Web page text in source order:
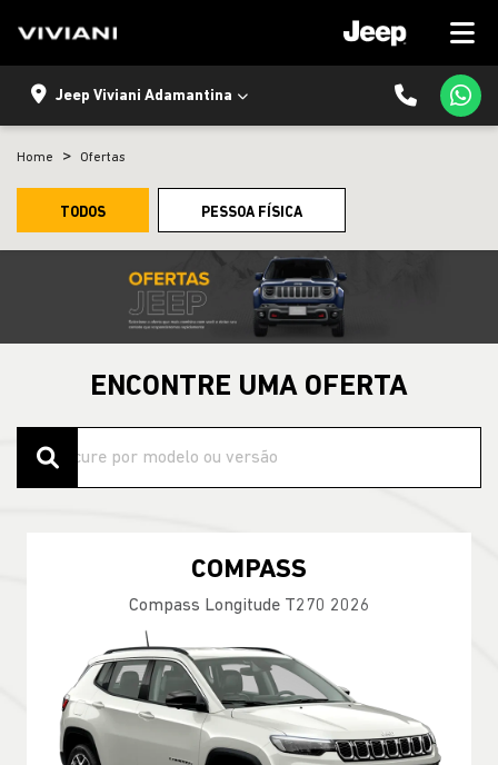
Jeep Viviani Adamantina
Home Ofertas
TODOS PESSOA FÍSICA
ENCONTRE UMA OFERTA
COMPASS
Compass Longitude T270 2026